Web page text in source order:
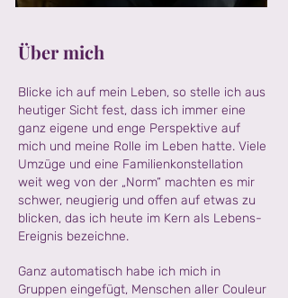
Über mich
Blicke ich auf mein Leben, so stelle ich aus
heutiger Sicht fest, dass ich immer eine
ganz eigene und enge Perspektive auf
mich und meine Rolle im Leben hatte. Viele
Umzüge und eine Familienkonstellation
weit weg von der „Norm“ machten es mir
schwer, neugierig und offen auf etwas zu
blicken, das ich heute im Kern als Lebens-
Ereignis bezeichne.
Ganz automatisch habe ich mich in
Gruppen eingefügt, Menschen aller Couleur